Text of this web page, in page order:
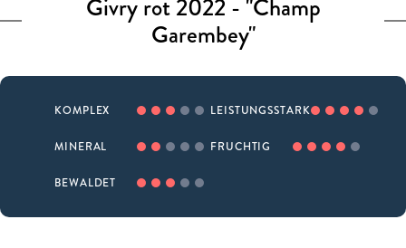
Givry rot 2022 - "Champ
Garembey"
KOMPLEX LEISTUNGSSTARK
MINERAL FRUCHTIG
BEWALDET